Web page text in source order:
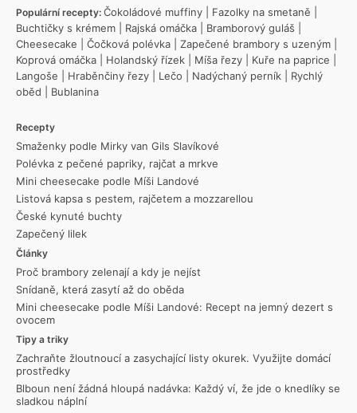
Populární recepty: Čokoládové muffiny Fazolky na smetaně
Buchtičky s krémem
Rajská omáčka Bramborový guláš
Cheesecake
Čočková polévka Zapečené brambory s uzeným
Koprová omáčka
Holandský řízek Míša řezy Kuře na paprice
Langoše
Hraběnčiny řezy Lečo Nadýchaný perník
Rychlý
oběd
Bublanina
Recepty
Smaženky podle Mirky van Gils Slavíkové
Polévka z pečené papriky, rajčat a mrkve
Mini cheesecake podle Míši Landové
Listová kapsa s pestem, rajčetem a mozzarellou
České kynuté buchty
Zapečený lilek
Články
Proč brambory zelenají a kdy je nejíst
Snídaně, která zasytí až do oběda
Mini cheesecake podle Míši Landové: Recept na jemný dezert s
ovocem
Tipy a triky
Zachraňte žloutnoucí a zasychající listy okurek. Využijte domácí
prostředky
Blboun není žádná hloupá nadávka: Každý ví, že jde o knedlíky se
sladkou náplní